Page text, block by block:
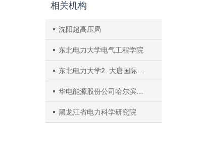
相关机构
沈阳超高压局
东北电力大学电气工程学院
东北电力大学2. 大唐国际潮州发电公司
华电能源股份公司哈尔滨第三发电厂
黑龙江省电力科学研究院